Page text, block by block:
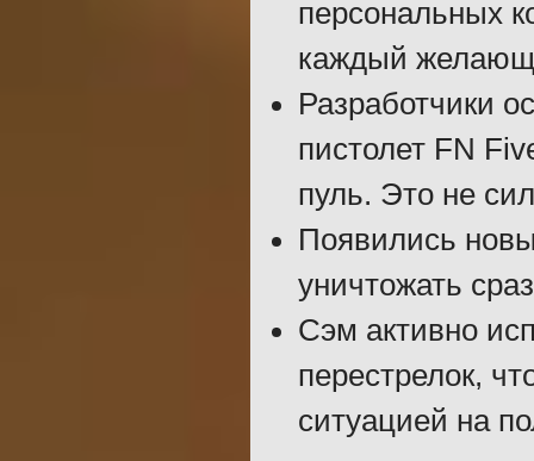
персональных
каждый
Разработчики
пистолет FN
пуль. Это не
Появились
уничтожать
Сэм активно
перестрелок,
ситуацией на